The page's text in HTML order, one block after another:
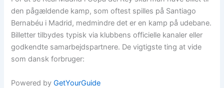
den pågældende kamp, som oftest spilles på Santiago
Bernabéu i Madrid, medmindre det er en kamp på udebane.
Billetter tilbydes typisk via klubbens officielle kanaler eller
godkendte samarbejdspartnere. De vigtigste ting at vide
som dansk forbruger:
Powered byGetYourGuide